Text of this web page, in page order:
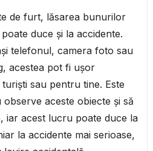
de furt, lăsarea bunurilor
duce și la accidente.
telefonul, camera foto sau
acestea pot fi ușor
sau pentru tine. Este
aceste obiecte și să
iar acest lucru poate duce la
la accidente mai serioase,